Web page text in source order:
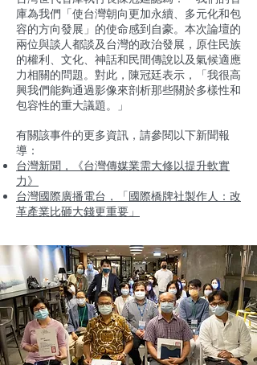
庫為我們「使台灣朝向更加永續、多元化和包
容的方向發展」的使命感到自豪。本次論壇的
兩位與談人都談及台灣的政治發展，原住民族
的權利、文化、神話和民間傳說以及氣候適應
力相關的問題。對此，陳冠廷表示，「我很高
興我們能夠通過影像來剖析那些關於多樣性和
包容性的重大議題。」
有關該事件的更多資訊，請參閱以下新聞報
導：
台灣新聞，《台灣傳媒業需大修以提升軟實
力》
台灣國際廣播電台，「國際橋牌社製作人：改
革產業比砸大錢更重要」